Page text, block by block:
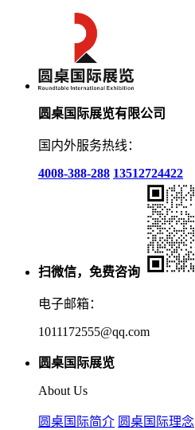
圆桌国际展览有限公司
国内外服务热线：
4008-388-288 13512724422
扫微信，免费咨询
电子邮箱：
1011172555@qq.com
圆桌国际展览
About Us
圆桌国际简介 圆桌国际理念